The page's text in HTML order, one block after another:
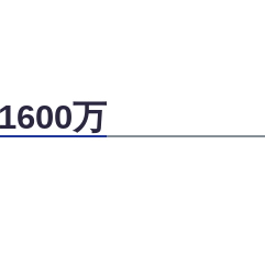
万